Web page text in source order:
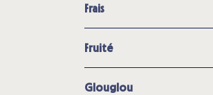
Frais
Fruité
Glouglou